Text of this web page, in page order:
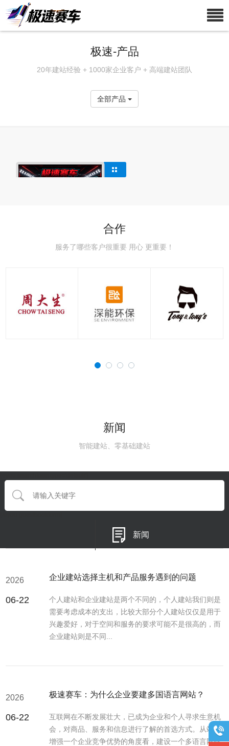
极速-产品
20年建站经验 + 1000家企业客户 + 高端建站团队
全部产品
见误区，避开90%的
力学，读懂速度背后的
统科普，稳住极速的核
识点，决定圈速与安全
道详解，车友刷圈打卡
民用跑车的核心区别解
合作
服务了哪些客户很重要 用心 更重要！
新闻
智能建站、零基础建站
新闻
2026
06-22
企业建站选择主机和产品服务遇到的问题
个人建站和企业建站是两个不同的，个人建站我们则是
需要考虑成本的支出，比较大部分个人建站仅仅是用于
兴趣爱好，对于空间和服务的要求可能不是很高的，而
企业建站则是不同...
2026
06-22
极速赛车：为什么企业要建多国语言网站？
互联网在不断发展壮大，已成为企业和个人寻求生意机
会，对商品、服务和信息进行了解的首选方式。从站在
增强一个企业竞争优势的角度看，建设一个多语言网站